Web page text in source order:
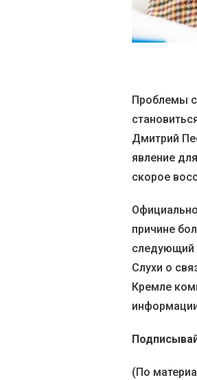
Проблемы
Дмитрий
явление
скорое
причине
следующий
Слухи о
Кремле
(По